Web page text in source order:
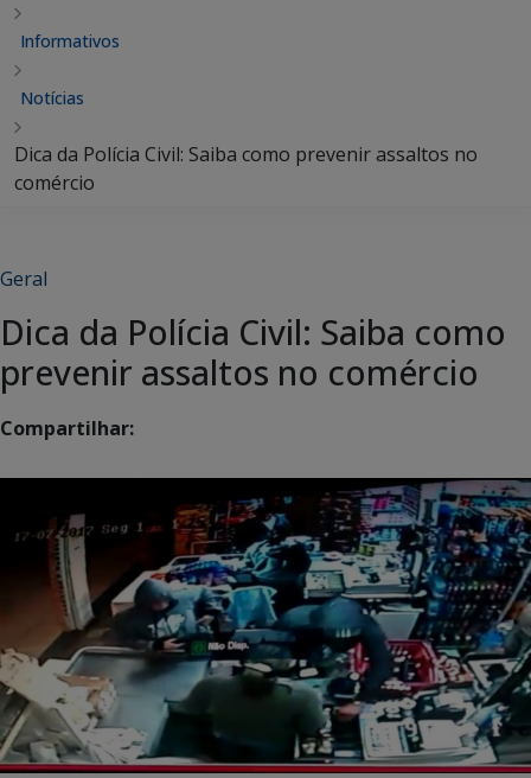
Informativos
Notícias
Dica da Polícia Civil: Saiba como prevenir assaltos no
comércio
Geral
Dica da Polícia Civil: Saiba como
prevenir assaltos no comércio
Compartilhar: